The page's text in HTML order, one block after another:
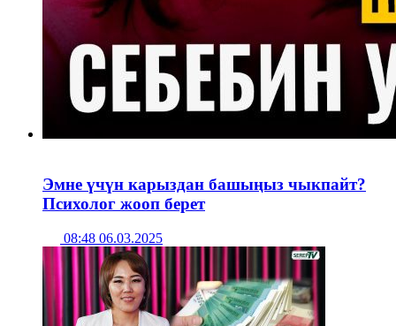
Эмне үчүн карыздан башыңыз чыкпайт?
Психолог жооп берет
08:48 06.03.2025